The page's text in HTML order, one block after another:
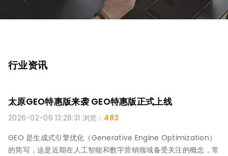
行业资讯
太原GEO特惠版来袭 GEO特惠版正式上线
2026-02-06 13:28:31 浏览： 483
GEO 是生成式引擎优化‌（Generative Engine Optimization）
的简写，这是近期在人工智能和数字营销领域备受关注的概念，常